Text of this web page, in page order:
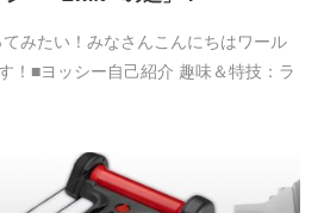
てみたい！みなさんこんにちはワール
！■ヨッシー自己紹介 趣味＆特技：ラ